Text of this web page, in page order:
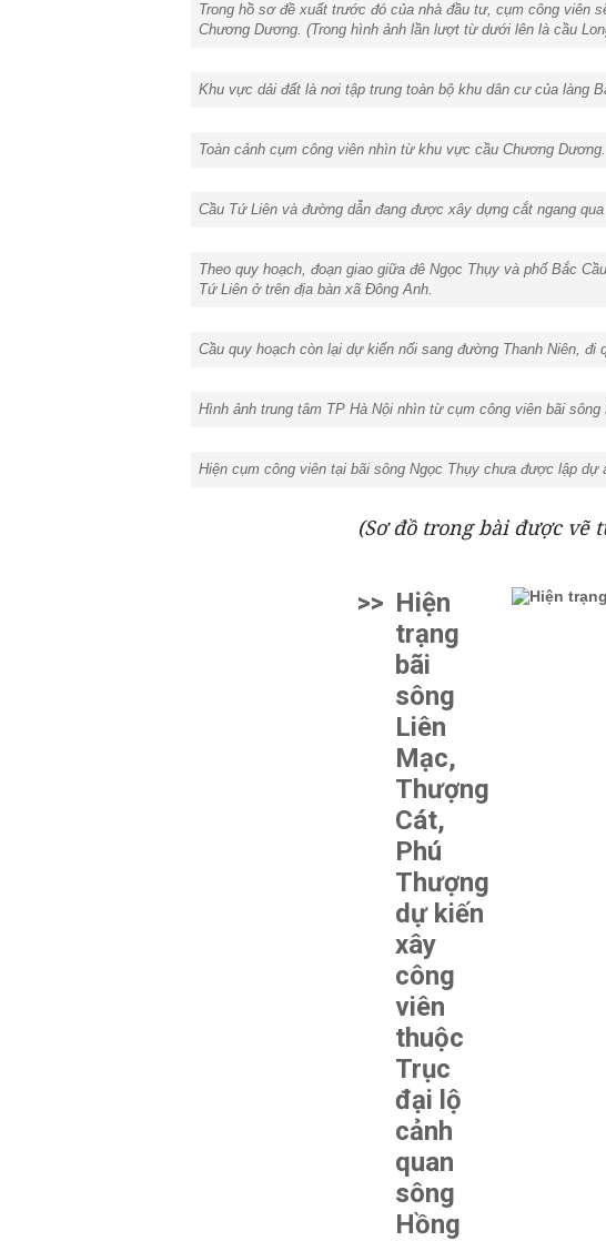
Trong hồ sơ đề xuất trước đó của nhà đầu tư, cụm công viên
Chương Dương. (Trong hình ảnh lần lượt từ dưới lên là cầu
Khu vực dải đất là nơi tập trung toàn bộ khu dân cư của làng
Toàn cảnh cụm công viên nhìn từ khu vực cầu Chương Dương.
Cầu Tứ Liên và đường dẫn đang được xây dựng cắt ngang
Theo quy hoạch, đoạn giao giữa đê Ngọc Thụy và phố Bắc
Tứ Liên ở trên địa bàn xã Đông Anh.
Cầu quy hoạch còn lại dự kiến nối sang đường Thanh Niên,
Hình ảnh trung tâm TP Hà Nội nhìn từ cụm công viên bãi sông
Hiện cụm công viên tại bãi sông Ngọc Thụy chưa được lập
(Sơ đồ trong bài được vẽ
>> Hiện
trạng
bãi
sông
Liên
Mạc,
Thượng
Cát,
Phú
Thượng
dự kiến
xây
công
viên
thuộc
Trục
đại lộ
cảnh
quan
sông
Hồng